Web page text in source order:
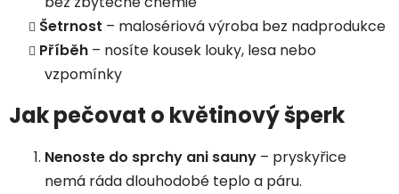
Šetrnost – malosériová výroba bez nadprodukce
Příběh – nosíte kousek louky, lesa nebo
vzpomínky
Jak pečovat o květinový šperk
Nenoste do sprchy ani sauny – pryskyřice
nemá ráda dlouhodobé teplo a páru.